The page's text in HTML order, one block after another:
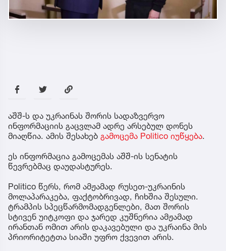
აშშ-ს და უკრაინას შორის სადაზვერვო
ინფორმაციის გაცვლამ ადრე არსებულ დონეს
მიაღწია. ამის შესახებ გამოცემა Politico იუწყება.
ეს ინფორმაცია გამოცემას აშშ-ის სენატის
წევრებმაც დაუდასტურეს.
Politico წერს, რომ ამჟამად რუსეთ-უკრაინის
მოლაპარაკება, ფაქტობრივად, ჩიხშია შესული.
ტრამპის სპეცწარმომადგენლები, მათ შორის
სტივენ უიტკოფი და ჯარედ კუშნერია ამჟამად
ირანთან ომით არის დაკავებული და უკრაინა მის
პრიორიტეტთა სიაში უფრო ქვევით არის.